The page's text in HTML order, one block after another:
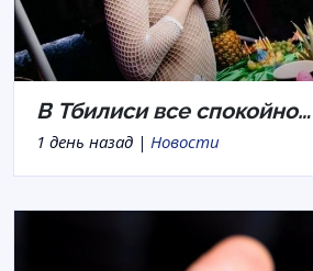
В Тбилиси все спокойно…
1 день назад | Новости